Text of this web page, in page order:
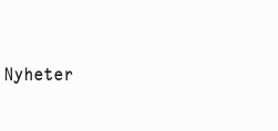
Nyheter